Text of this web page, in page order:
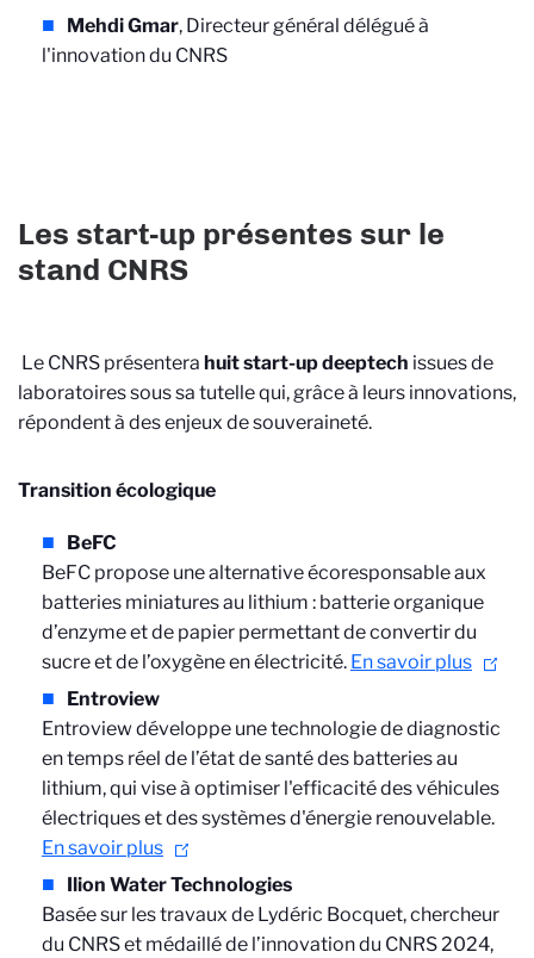
Mehdi Gmar, Directeur général délégué à
l'innovation du CNRS
Les start-up présentes sur le
stand CNRS
Le CNRS présentera huit start-up deeptech issues de
laboratoires sous sa tutelle qui, grâce à leurs innovations,
répondent à des enjeux de souveraineté.
Transition écologique
BeFC
BeFC propose une alternative écoresponsable aux
batteries miniatures au lithium : batterie organique
d’enzyme et de papier permettant de convertir du
sucre et de l’oxygène en électricité. En savoir plus
Entroview
Entroview développe une technologie de diagnostic
en temps réel de l’état de santé des batteries au
lithium, qui vise à optimiser l'efficacité des véhicules
électriques et des systèmes d'énergie renouvelable.
En savoir plus
Ilion Water Technologies
Basée sur les travaux de Lydéric Bocquet, chercheur
du CNRS et médaillé de l’innovation du CNRS 2024,